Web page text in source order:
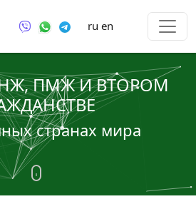
ru en
ПМЖ И ВТОРОМ
странах мира